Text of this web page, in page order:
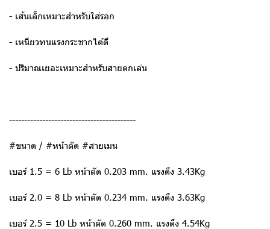
- เส้นเล็กเหมาะสำหรับใส่รอก
- เหนียวทนแรงกระชากได้ดี
- ปริมาณเยอะเหมาะสำหรับสายตกเล่น
------------------------------------------
#ขนาด / #หน้าตัด #สายเมน
เบอร์ 1.5 = 6 Lb หน้าตัด 0.203 mm. แรงดึง 3.43Kg
เบอร์ 2.0 = 8 Lb หน้าตัด 0.234 mm. แรงดึง 3.63Kg
เบอร์ 2.5 = 10 Lb หน้าตัด 0.260 mm. แรงดึง 4.54Kg